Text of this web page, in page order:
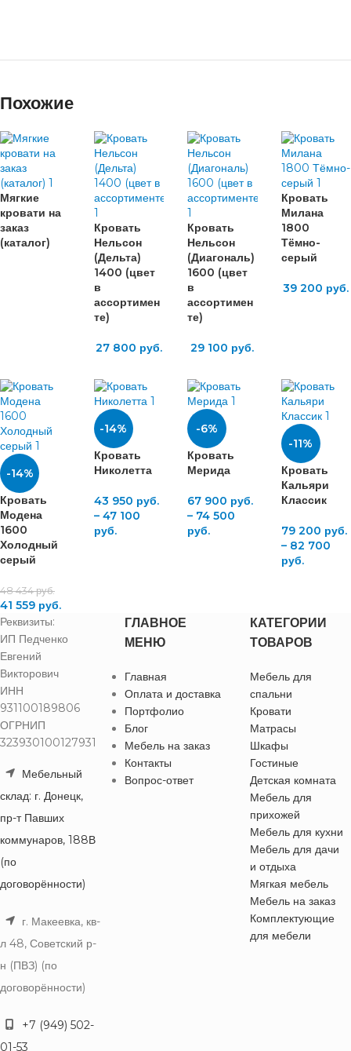
Похожие
Мягкие
кровати на
заказ
(каталог)
Кровать
Нельсон
(Дельта)
1400 (цвет
в
ассортимен
те)
27 800 руб.
Кровать
Нельсон
(Диагональ)
1600 (цвет
в
ассортимен
те)
29 100 руб.
Кровать
Милана
1800
Тёмно-
серый
39 200 руб.
-14%
Кровать
Модена
1600
Холодный
серый
48 434руб.
41 559 руб.
-14%
Кровать
Николетта
43 950 руб.
– 47 100
руб.
-6%
Кровать
Мерида
67 900 руб.
– 74 500
руб.
-11%
Кровать
Кальяри
Классик
79 200 руб.
– 82 700
руб.
Реквизиты:
ИП Педченко
Евгений
Викторович
ИНН
931100189806
ОГРНИП
323930100127931
Мебельный
склад: г. Донецк,
пр-т Павших
коммунаров, 188В
(по
договорённости)
г. Макеевка, кв-
л 48, Советский р-
н (ПВЗ) (по
договорённости)
+7 (949) 502-
01-53
ГЛАВНОЕ
МЕНЮ
Главная
Оплата и доставка
Портфолио
Блог
Мебель на заказ
Контакты
Вопрос-ответ
КАТЕГОРИИ
ТОВАРОВ
Мебель для
спальни
Кровати
Матрасы
Шкафы
Гостиные
Детская комната
Мебель для
прихожей
Мебель для кухни
Мебель для дачи
и отдыха
Мягкая мебель
Мебель на заказ
Комплектующие
для мебели